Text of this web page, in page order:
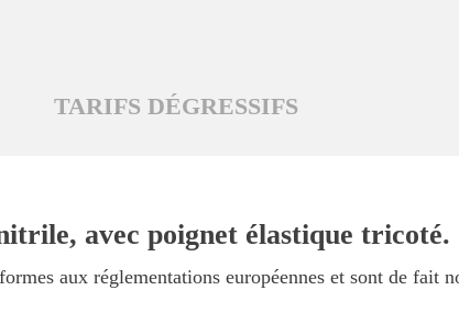
TARIFS DÉGRESSIFS
avec poignet élastique tricoté.
aux réglementations européennes et sont de fait